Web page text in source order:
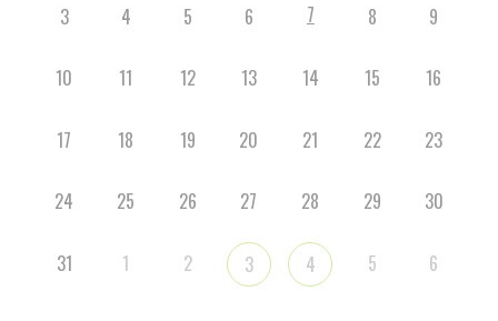
3 4 5 6 7 8 9
10 11 12 13 14 15 16
17 18 19 20 21 22 23
24 25 26 27 28 29 30
31 1 2 3 4 5 6